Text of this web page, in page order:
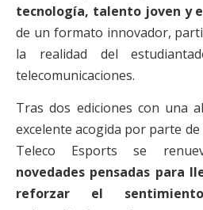
tecnología, talento joven y
de un formato innovador,
la realidad del
telecomunicaciones.
Tras dos ediciones con una
excelente acogida por parte
Teleco Esports se
novedades pensadas para
reforzar el